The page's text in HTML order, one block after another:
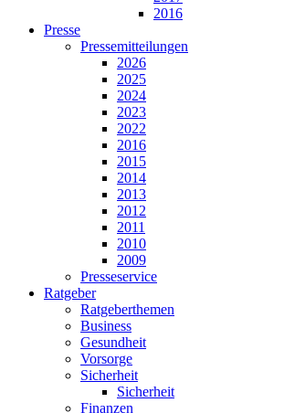
2016
Presse
Pressemitteilungen
2026
2025
2024
2023
2022
2016
2015
2014
2013
2012
2011
2010
2009
Presseservice
Ratgeber
Ratgeberthemen
Business
Gesundheit
Vorsorge
Sicherheit
Sicherheit
Finanzen